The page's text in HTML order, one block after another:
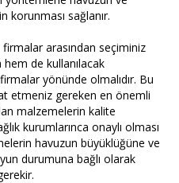
korunması sağlanır.
firmalar arasından seçiminiz
hem de kullanılacak
yönünde olmalıdır. Bu
etmeniz gereken en önemli
malzemelerin kalite
kurumlarınca onaylı olması
havuzun büyüklüğüne ve
durumuna bağlı olarak